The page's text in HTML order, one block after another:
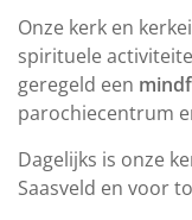
Onze kerk en
spirituele
geregeld een
parochiecentrum
Dagelijks is onze
Saasveld en voor